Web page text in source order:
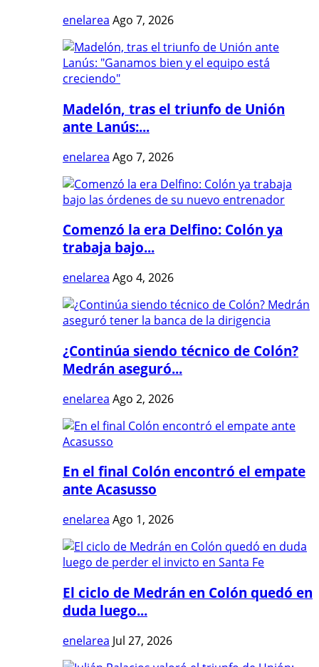
enelarea Ago 7, 2026
Madelón, tras el triunfo de Unión
ante Lanús:...
enelarea Ago 7, 2026
Comenzó la era Delfino: Colón ya
trabaja bajo...
enelarea Ago 4, 2026
¿Continúa siendo técnico de Colón?
Medrán aseguró...
enelarea Ago 2, 2026
En el final Colón encontró el empate
ante Acasusso
enelarea Ago 1, 2026
El ciclo de Medrán en Colón quedó en
duda luego...
enelarea Jul 27, 2026